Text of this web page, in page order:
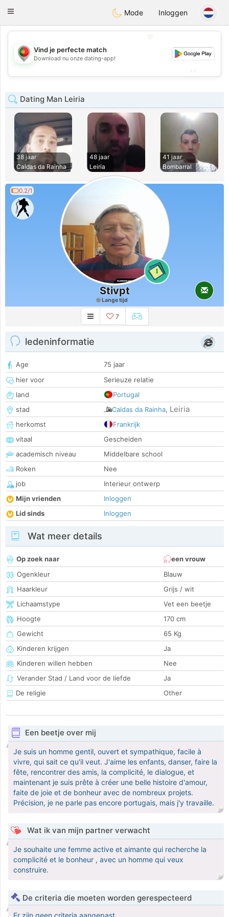
namoroPortugues
Toggle
Mode Inloggen
💖
💕
Vind je perfecte match
Download nu onze dating-app!
Dating Man Leiria
38 jaar
Caldas da Rainha
48 jaar
Leiria
41 jaar
Bombarral
0.2/1
1
Stivpt
Lange tijd
7
ledeninformatie
Age
75 jaar
hier voor
Serieuze relatie
land
Portugal
stad
Caldas da Rainha, Leiria
herkomst
Frankrijk
vitaal
Gescheiden
academisch niveau
Middelbare school
Roken
Nee
job
Interieur ontwerp
Mijn vrienden
Inloggen
Lid sinds
Inloggen
Wat meer details
Op zoek naar
een vrouw
Ogenkleur
Blauw
Haarkleur
Grijs / wit
Lichaamstype
Vet een beetje
Hoogte
170 cm
Gewicht
65 Kg
Kinderen krijgen
Ja
Kinderen willen hebben
Nee
Verander Stad / Land voor de liefde
Ja
De religie
Other
Een beetje over mij
Je suis un homme gentil, ouvert et sympathique, facile à
vivre, qui sait ce qu'il veut. J'aime les enfants, danser, faire la
fête, rencontrer des amis, la complicité, le dialogue, et
maintenant je suis prête à créer une belle histoire d'amour,
faite de joie et de bonheur avec de nombreux projets.
Précision, je ne parle pas encore portugais, mais j'y travaille.
Wat ik van mijn partner verwacht
Je souhaite une femme active et aimante qui recherche la
complicité et le bonheur , avec un homme qui veux
construire.
De criteria die moeten worden gerespecteerd